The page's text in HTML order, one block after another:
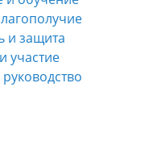
и защита
участие